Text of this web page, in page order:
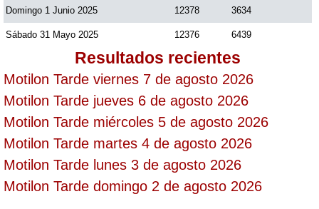
Saman de la suerte
Sinuano Día
Sinuano Noche
Super Chontico Noche
Domingo 1 Junio 2025 12378 3634
Sábado 31 Mayo 2025 12376 6439
Resultados recientes
Motilon Tarde viernes 7 de agosto 2026
Motilon Tarde jueves 6 de agosto 2026
Motilon Tarde miércoles 5 de agosto 2026
Motilon Tarde martes 4 de agosto 2026
Motilon Tarde lunes 3 de agosto 2026
Motilon Tarde domingo 2 de agosto 2026